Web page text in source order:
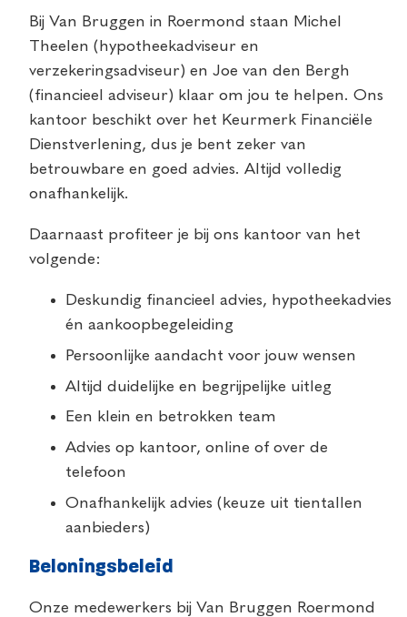
Bij Van Bruggen in Roermond staan Michel
Theelen (hypotheekadviseur en
verzekeringsadviseur) en Joe van den Bergh
(financieel adviseur) klaar om jou te helpen. Ons
kantoor beschikt over het Keurmerk Financiële
Dienstverlening, dus je bent zeker van
betrouwbare en goed advies. Altijd volledig
onafhankelijk.
Daarnaast profiteer je bij ons kantoor van het
volgende:
Deskundig financieel advies, hypotheekadvies
én aankoopbegeleiding
Persoonlijke aandacht voor jouw wensen
Altijd duidelijke en begrijpelijke uitleg
Een klein en betrokken team
Advies op kantoor, online of over de
telefoon
Onafhankelijk advies (keuze uit tientallen
aanbieders)
Beloningsbeleid
Onze medewerkers bij Van Bruggen Roermond